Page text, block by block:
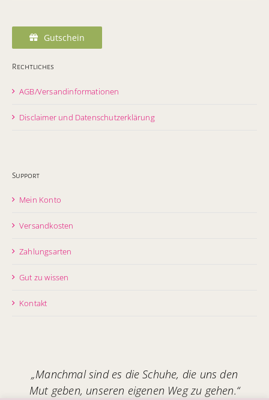
Gutschein
Rechtliches
AGB/Versandinformationen
Disclaimer und Datenschutzerklärung
Support
Mein Konto
Versandkosten
Zahlungsarten
Gut zu wissen
Kontakt
„Manchmal sind es die Schuhe, die uns den
Mut geben, unseren eigenen Weg zu gehen.“